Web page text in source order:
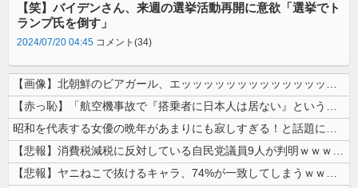
【笑】バイデンさん、来週の選挙活動再開に意欲「選挙でト
ランプ氏を倒す」
2024/07/20 04:45 コメント(34)
【画像】北朝鮮のビアガール、エッッッッッッッッッッッッッッッッッ！
【赤っ恥】「航空機事故で『搭乗者に日本人は居ない』という発表は嫌い。人...
昭和を代表する女優の晩年があまりにも寂しすぎる！と話題に、自身の子供を...
【悲報】消費税減税に反対している自民党議員9人が判明ｗｗｗｗｗｗ
【悲報】ヤニねこで抜けるキャラ、74%が一致してしまうｗｗｗｗｗ